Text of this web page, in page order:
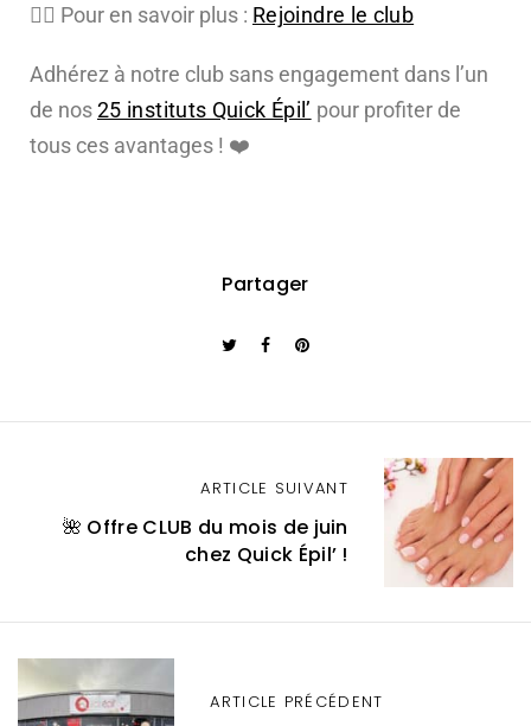
👉🏼 Pour en savoir plus : Rejoindre le club
Adhérez à notre club sans engagement dans l’un
de nos25 instituts Quick Épil’ pour profiter de
tous ces avantages ! ❤️
Partager
ARTICLE PRÉCÉDENT
ARTICLE SUIVANT
🌺 Offre CLUB du mois de juin
chez Quick Épil’ !